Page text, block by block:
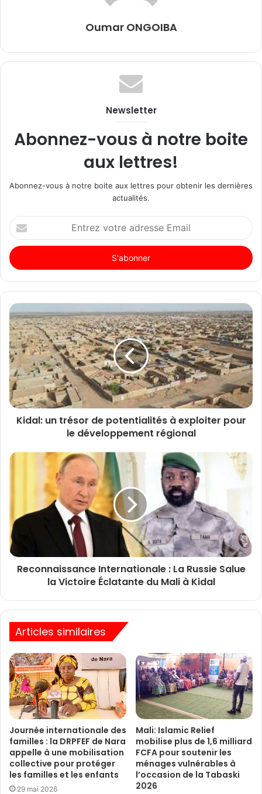
Oumar ONGOIBA
Newsletter
Abonnez-vous à notre boite
aux lettres!
Abonnez-vous à notre boite aux lettres pour obtenir les dernières
actualités.
Entrez
votre
adresse
Email
Kidal: un trésor de potentialités à exploiter pour
le développement régional
Reconnaissance Internationale : La Russie Salue
la Victoire Éclatante du Mali à Kidal
Articles similaires
Journée internationale des
familles : la DRPFEF de Nara
appelle à une mobilisation
collective pour protéger
les familles et les enfants
29 mai 2026
Mali: Islamic Relief
mobilise plus de 1,6 milliard
FCFA pour soutenir les
ménages vulnérables à
l’occasion de la Tabaski
2026